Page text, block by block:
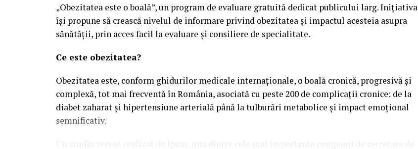
„Obezitatea este o boală”, un program de evaluare gratuită dedicat publicului larg. Inițiativa
își propune să crească nivelul de informare privind obezitatea și impactul acesteia asupra
sănătății, prin acces facil la evaluare și consiliere de specialitate.
Ce este obezitatea?
Obezitatea este, conform ghidurilor medicale internaționale, o boală cronică, progresivă și
complexă, tot mai frecventă în România, asociată cu peste 200 de complicații cronice: de la
diabet zaharat și hipertensiune arterială până la tulburări metabolice și impact emoțional
semnificativ.